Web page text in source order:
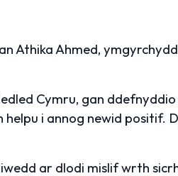
Athika Ahmed, ymgyrchydd
Cymru, gan
helpu i annog newid positif.
ar dlodi mislif wrth